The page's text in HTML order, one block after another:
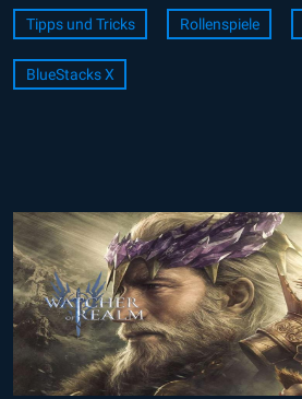
Tipps und Tricks Rollenspiele
BlueStacks X